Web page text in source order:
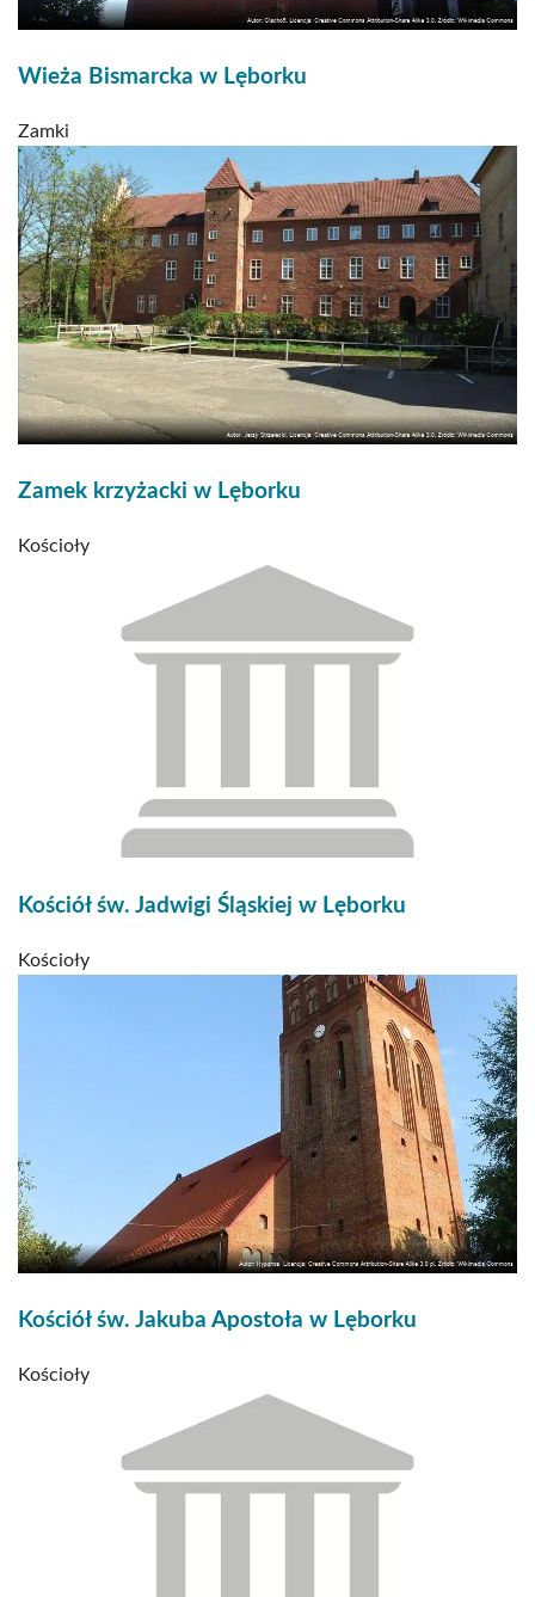
Wieża Bismarcka w Lęborku
Zamki
Zamek krzyżacki w Lęborku
Kościoły
Kościół św. Jadwigi Śląskiej w Lęborku
Kościoły
Kościół św. Jakuba Apostoła w Lęborku
Kościoły